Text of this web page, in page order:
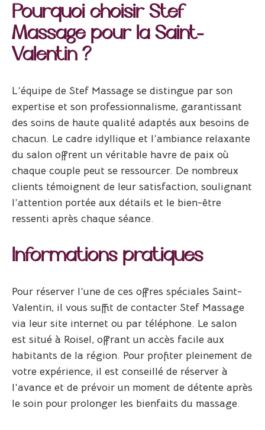
Pourquoi choisir Stef
Massage pour la Saint-
Valentin ?
L’équipe de Stef Massage se distingue par son
expertise et son professionnalisme, garantissant
des soins de haute qualité adaptés aux besoins de
chacun. Le cadre idyllique et l’ambiance relaxante
du salon offrent un véritable havre de paix où
chaque couple peut se ressourcer. De nombreux
clients témoignent de leur satisfaction, soulignant
l’attention portée aux détails et le bien-être
ressenti après chaque séance.
Informations pratiques
Pour réserver l’une de ces offres spéciales Saint-
Valentin, il vous suffit de contacter Stef Massage
via leur site internet ou par téléphone. Le salon
est situé à Roisel, offrant un accès facile aux
habitants de la région. Pour profiter pleinement de
votre expérience, il est conseillé de réserver à
l’avance et de prévoir un moment de détente après
le soin pour prolonger les bienfaits du massage.